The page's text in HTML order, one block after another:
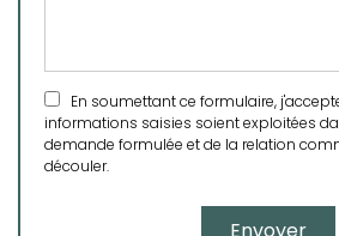
En soumettant ce formulaire,
informations saisies soient exploitées
demande formulée et de la relation
découler.